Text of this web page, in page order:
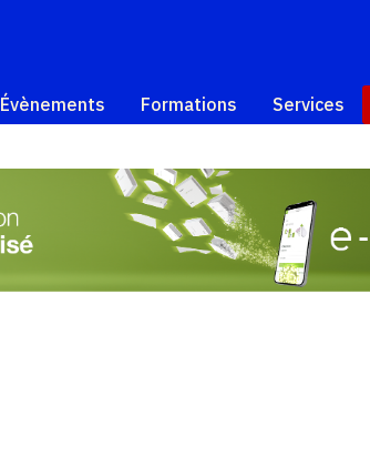
Évènements Formations Services